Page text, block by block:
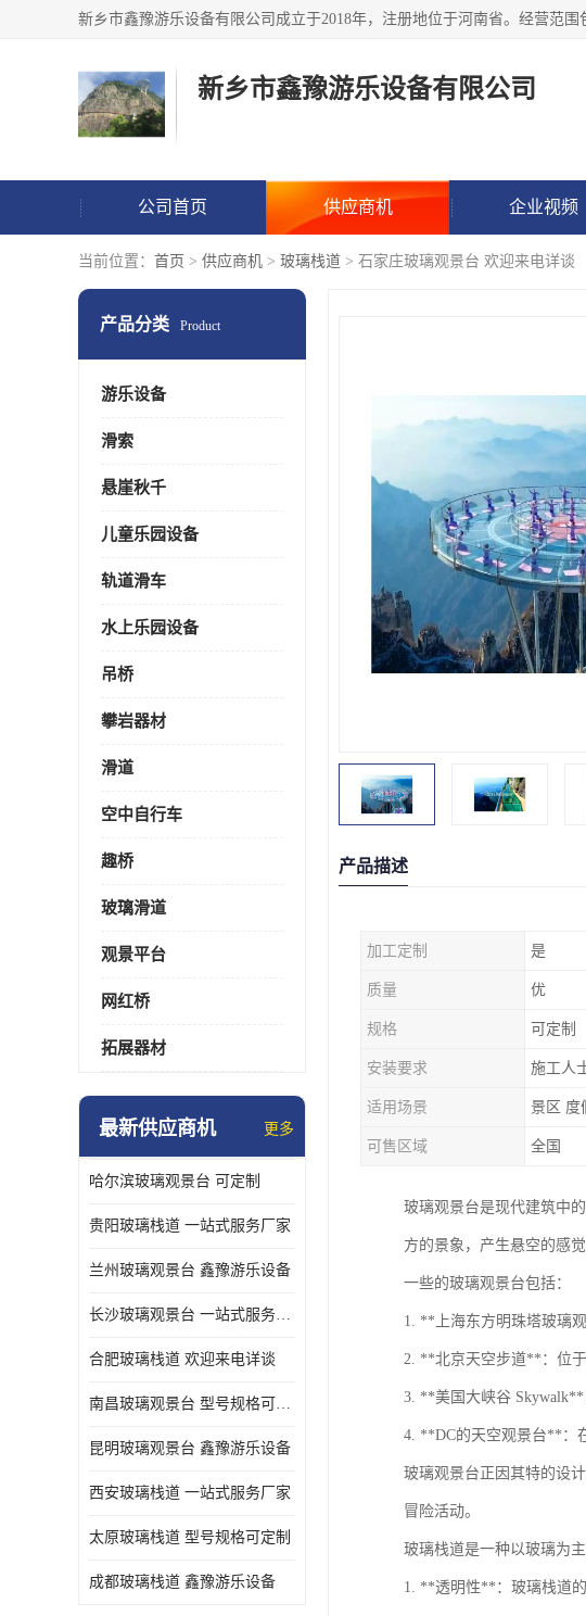
新乡市鑫豫游乐设备有限公司
公司首页 供应商机 企业视频
当前位置： 首页 > 供应商机 > 玻璃栈道 > 石家庄玻璃观景台 欢迎来电详谈
产品分类 Product
游乐设备
滑索
悬崖秋千
儿童乐园设备
轨道滑车
水上乐园设备
吊桥
攀岩器材
滑道
空中自行车
趣桥
玻璃滑道
观景平台
网红桥
拓展器材
最新供应商机 更多
哈尔滨玻璃观景台 可定制
贵阳玻璃栈道 一站式服务厂家
兰州玻璃观景台 鑫豫游乐设备
长沙玻璃观景台 一站式服务厂家
合肥玻璃栈道 欢迎来电详谈
南昌玻璃观景台 型号规格可定制
昆明玻璃观景台 鑫豫游乐设备
西安玻璃栈道 一站式服务厂家
太原玻璃栈道 型号规格可定制
成都玻璃栈道 鑫豫游乐设备
产品描述
加工定制 是
质量 优
规格 可定制
安装要求 施工人
适用场景 景区 度
可售区域 全国
玻璃观景台是现代建筑中
方的景象，产生悬空的感
一些的玻璃观景台包括：
1. **上海东方明珠塔玻璃
2. **北京天空步道**：位
3. **美国大峡谷 Skywalk**
4. **DC的天空观景台**：
玻璃观景台正因其特的设
冒险活动。
玻璃栈道是一种以玻璃为
1. **透明性**：玻璃栈道